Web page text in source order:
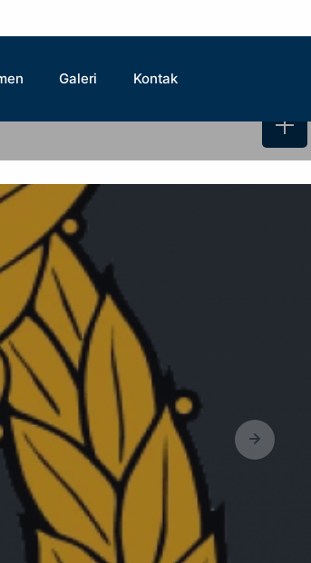
Galeri Kontak